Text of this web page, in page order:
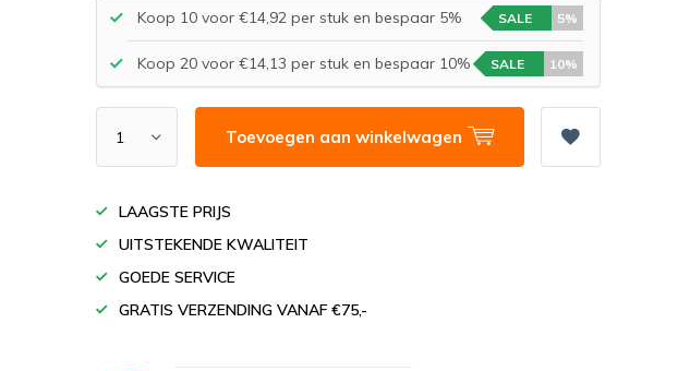
Koop 10 voor €14,92 per stuk en bespaar 5% SALE 5%
Koop 20 voor €14,13 per stuk en bespaar 10% SALE 10%
Toevoegen aan winkelwagen
LAAGSTE PRIJS
UITSTEKENDE KWALITEIT
GOEDE SERVICE
GRATIS VERZENDING VANAF €75,-